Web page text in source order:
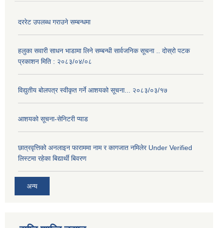
दररेट उपलब्ध गराउने सम्बन्धमा
हलुका सवारी साधन भाडामा लिने सम्बन्धी सार्वजनिक सूचना .. दोस्रो पटक
प्रकाशन मिति : २०८३/०४/०८
विद्युतीय बोलपत्र स्वीकृत गर्ने आशयको सूचना... २०८३/०३/१७
आशयको सूचना-सेनिटरी प्याड
छात्रवृत्तिको अनलाइन फाराममा नाम र कागजात नमिलेर Under Verified
लिस्टमा रहेका बिद्यार्थी बिवरण
अन्य